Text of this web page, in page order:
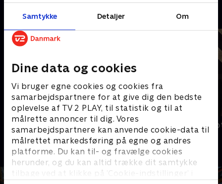
Samtykke Detaljer Om
Dine data og cookies
Vi bruger egne cookies og cookies fra
samarbejdspartnere for at give dig den bedste
oplevelse af TV 2 PLAY, til statistik og til at
målrette annoncer til dig. Vores
samarbejdspartnere kan anvende cookie-data til
målrettet markedsføring på egne og andres
platforme. Du kan til- og fravælge cookies
herunder, og du kan altid trække dit samtykke
tilbage ved at klikke på ’Cookie-indstillinger’ i
Andre så også
Jonatan Spangs Danmark
Comedy
Simon
great Again
Comedy